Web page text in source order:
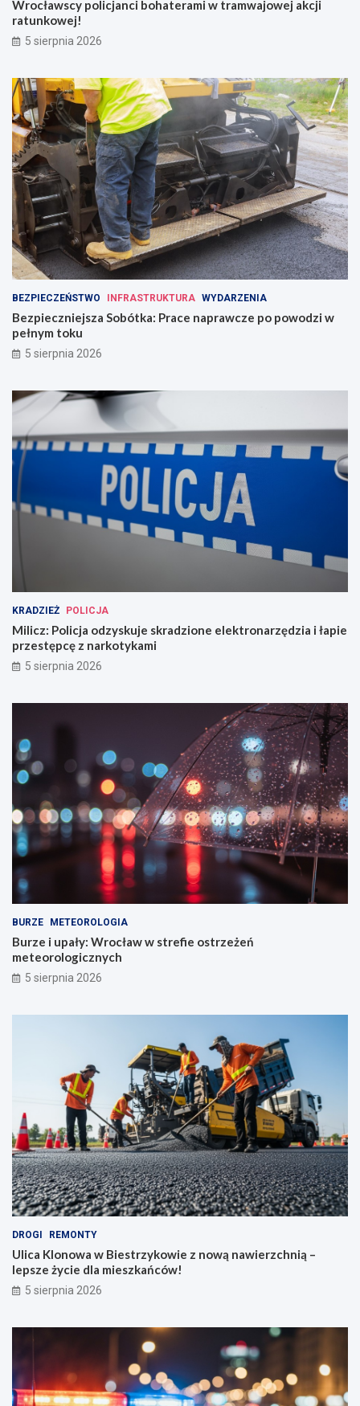
Wrocławscy policjanci bohaterami w tramwajowej akcji
ratunkowej!
5 sierpnia 2026
BEZPIECZEŃSTWO INFRASTRUKTURA WYDARZENIA
Bezpieczniejsza Sobótka: Prace naprawcze po powodzi w
pełnym toku
5 sierpnia 2026
KRADZIEŻ POLICJA
Milicz: Policja odzyskuje skradzione elektronarzędzia i łapie
przestępcę z narkotykami
5 sierpnia 2026
BURZE METEOROLOGIA
Burze i upały: Wrocław w strefie ostrzeżeń
meteorologicznych
5 sierpnia 2026
DROGI REMONTY
Ulica Klonowa w Biestrzykowie z nową nawierzchnią –
lepsze życie dla mieszkańców!
5 sierpnia 2026